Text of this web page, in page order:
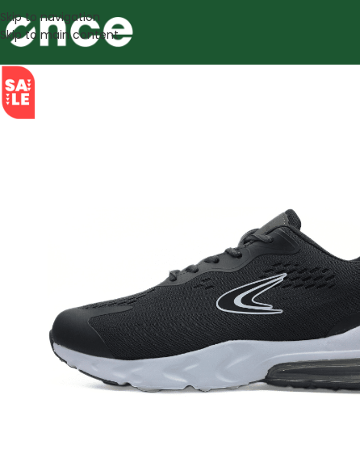
Skip to navigation
Skip to main content
SALE